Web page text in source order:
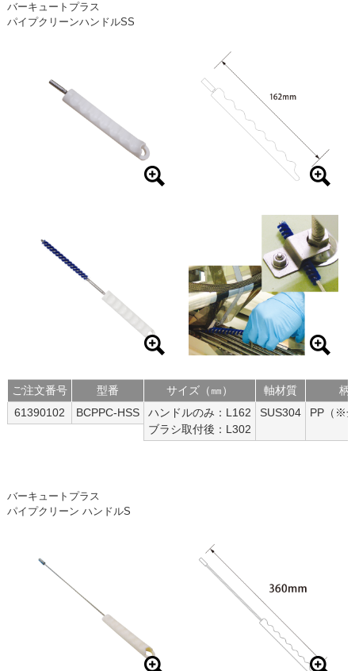
バーキュートプラス
パイプクリーンハンドルSS
ご注文番号
型番
61390102
BCPPC-HSS
サイズ（㎜） 軸材質
柄
ハンドルのみ：L162
ブラシ取付後：L302
SUS304 PP（※
バーキュートプラス
パイプクリーン ハンドルS